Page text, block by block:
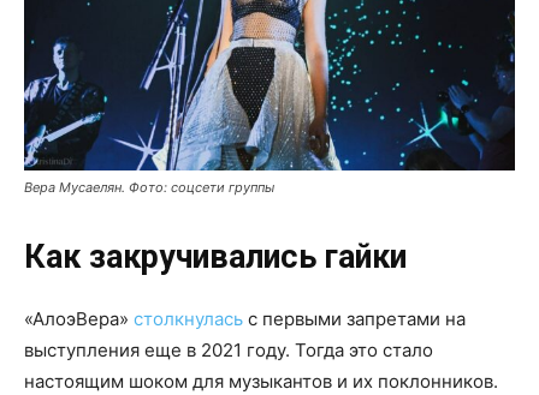
Вера Мусаелян. Фото: соцсети группы
Как закручивались гайки
«АлоэВера» столкнулась с первыми запретами на
выступления еще в 2021 году. Тогда это стало
настоящим шоком для музыкантов и их поклонников.